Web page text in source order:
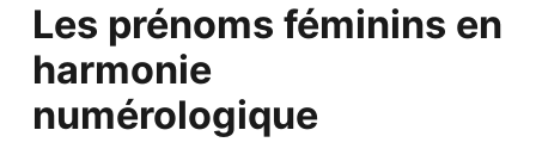
Les prénoms féminins en
harmonie
numérologique